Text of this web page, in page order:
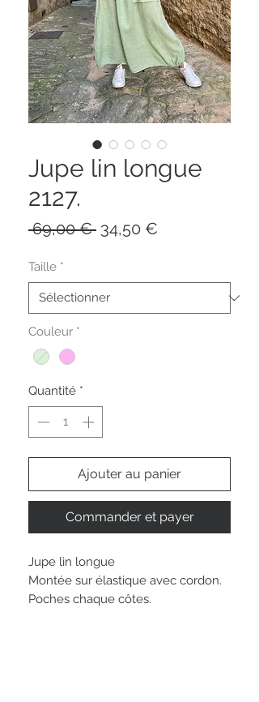
Jupe lin longue
2127.
69,00 € Prix original
34,50 €
Taille *
Couleur *
Quantité *
Ajouter au panier
Commander et payer
Jupe lin longue
Montée sur élastique avec cordon.
Poches chaque côtes.